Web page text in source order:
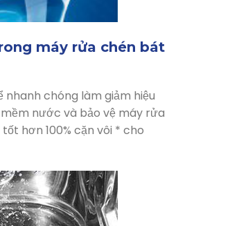
máy rửa chén bát
chóng làm giảm hiệu
nước và bảo vệ máy rửa
hơn 100% cặn vôi * cho